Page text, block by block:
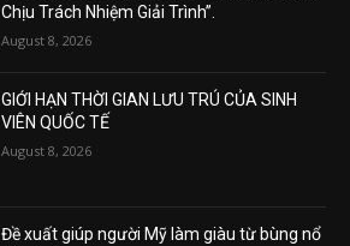
Chịu Trách Nhiệm Giải Trình”.
August 8, 2026
GIỚI HẠN THỜI GIAN LƯU TRÚ CỦA SINH
VIÊN QUỐC TẾ
August 8, 2026
Đề xuất giúp người Mỹ làm giàu từ bùng nổ